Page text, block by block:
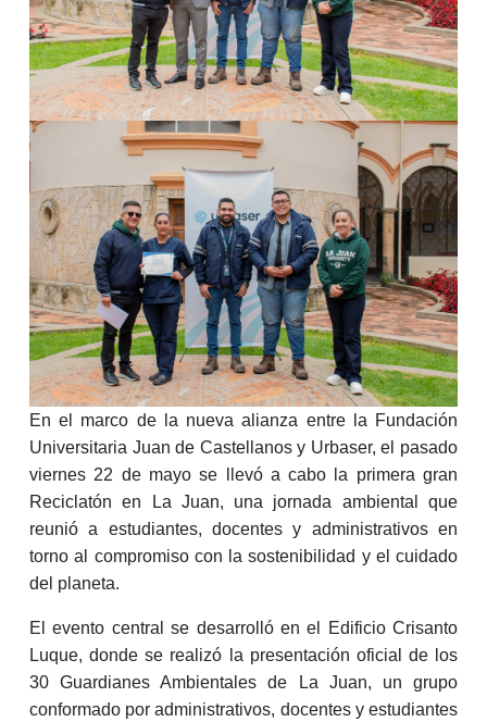
En el marco de la nueva alianza entre la Fundación
Universitaria Juan de Castellanos y Urbaser, el pasado
viernes 22 de mayo se llevó a cabo la primera gran
Reciclatón en La Juan, una jornada ambiental que
reunió a estudiantes, docentes y administrativos en
torno al compromiso con la sostenibilidad y el cuidado
del planeta.
El evento central se desarrolló en el Edificio Crisanto
Luque, donde se realizó la presentación oficial de los
30 Guardianes Ambientales de La Juan, un grupo
conformado por administrativos, docentes y estudiantes